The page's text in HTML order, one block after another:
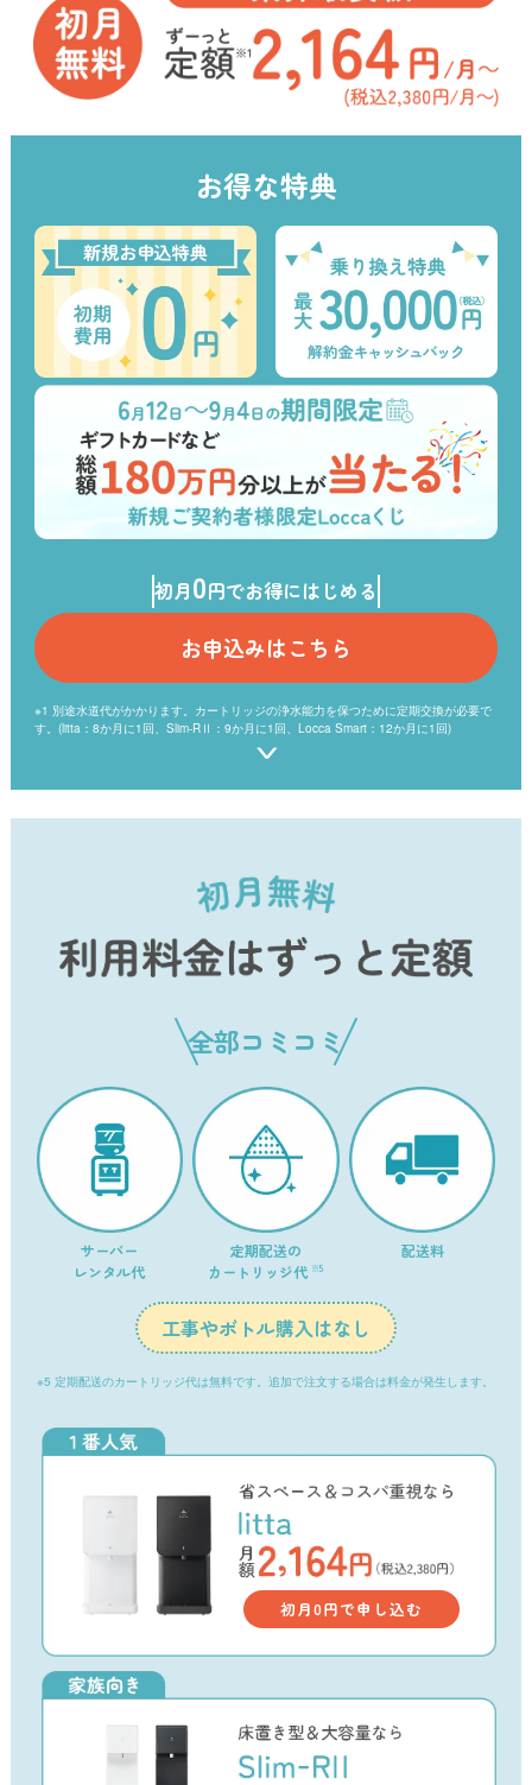
お得な特典
初月0円でお得にはじめる
お申込みはこちら
※1 別途水道代がかかります。カートリッジの浄水能力を保つために定期交換が必要で
す。(litta：8か月に1回、Slim-RⅡ：9か月に1回、Locca Smart：12か月に1回)
※2 当社を含む浄水型ウォーターサーバーを取扱う6社のうち水道水を注いで使用する
方式のウォーターサーバーで比較。（2026年4月現在）プレミアムウォーターを含む浄
【比較条件】水道水を注いで使用する方式のウォーターサーバーのうち、月額利用料が
全部コミコミ
サーバー
レンタル代
定期配送の
カートリッジ代 ※5
配送料
工事やボトル購入はなし
※5 定期配送のカートリッジ代は無料です。追加で注文する場合は料金が発生します。
初月0円で申し込む